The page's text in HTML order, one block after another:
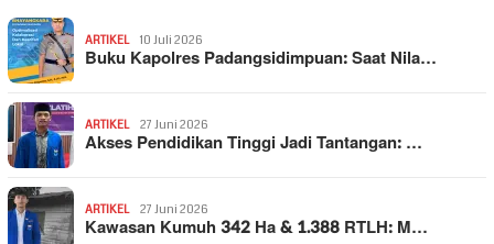
ARTIKEL 10 Juli 2026
Buku Kapolres Padangsidimpuan: Saat Nila…
ARTIKEL 27 Juni 2026
Akses Pendidikan Tinggi Jadi Tantangan: …
ARTIKEL 27 Juni 2026
Kawasan Kumuh 342 Ha & 1.388 RTLH: M…